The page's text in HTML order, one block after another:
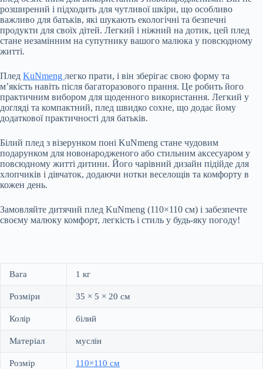
розширений і підходить для чутливої ​​шкіри, що особливо
важливо для батьків, які шукають екологічні та безпечні
продукти для своїх дітей. Легкий і ніжний на дотик, цей плед
стане незамінним на супутнику вашого малюка у повсюдному
житті.
Плед KuNmeng легко прати, і він зберігає свою форму та
м’якість навіть після багаторазового прання. Це робить його
практичним вибором для щоденного використання. Легкий у
догляді та компактний, плед швидко сохне, що додає йому
додаткової практичності для батьків.
Білий плед з візерунком поні KuNmeng стане чудовим
подарунком для новонародженого або стильним аксесуаром у
повсюдному житті дитини. Його чарівний дизайн підійде для
хлопчиків і дівчаток, додаючи нотки веселощів та комфорту в
кожен день.
Замовляйте дитячий плед KuNmeng (110×110 см) і забезпечте
своєму малюку комфорт, легкість і стиль у будь-яку погоду!
Вага 1 кг
Розміри 35 × 5 × 20 см
Колір білий
Матеріал муслін
Розмір 110×110 см